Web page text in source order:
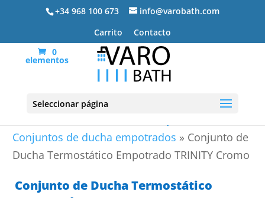
+34 968 100 673
info@varobath.com
Carrito
Contacto
0
elementos
Seleccionar página
Conjuntos de ducha empotrados » Conjunto de
Ducha Termostático Empotrado TRINITY Cromo
Conjunto de Ducha Termostático